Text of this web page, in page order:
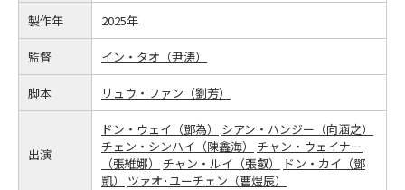
製作年 2025年
監督 イン・タオ（尹涛）
脚本 リュウ・ファン（劉芳）
出演
ドン・ウェイ（鄧為）
シアン・ハンジー（向涵之）
チェン・シンハイ（陳鑫海）
チャン・ウェイナー
（張維娜）
チャン・ルイ（張叡）
ドン・カイ（鄧
凱）
ツァオ･ユーチェン（曹煜辰）